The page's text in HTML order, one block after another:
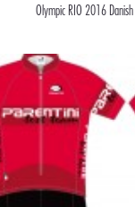
Olympic RIO 2016